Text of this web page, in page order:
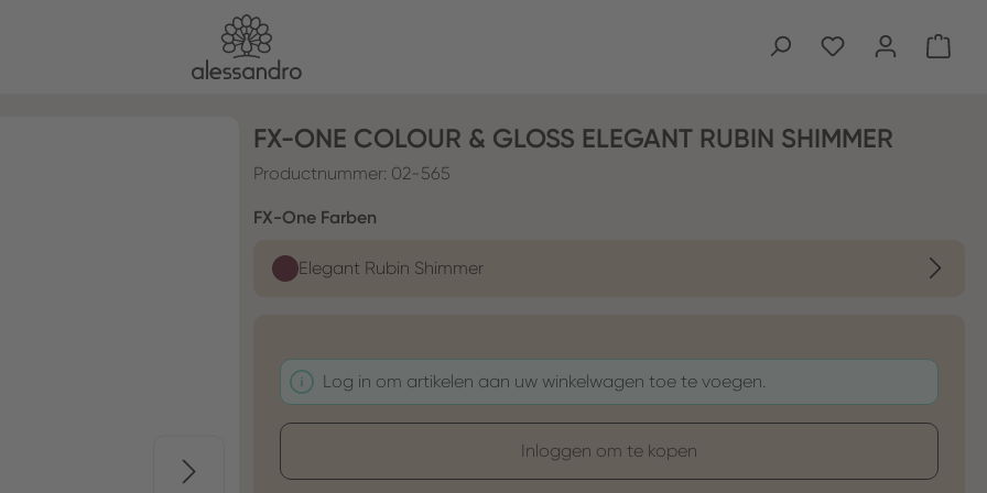
FX-ONE COLOUR & GLOSS ELEGANT RUBIN SHIMMER
Productnummer: 02-565
Selecteer
FX-One Farben
Elegant Rubin Shimmer
Log in om artikelen aan uw winkelwagen toe te voegen.
Inloggen om te kopen